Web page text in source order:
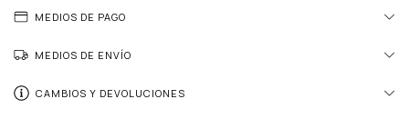
MEDIOS DE PAGO
MEDIOS DE ENVÍO
CAMBIOS Y DEVOLUCIONES